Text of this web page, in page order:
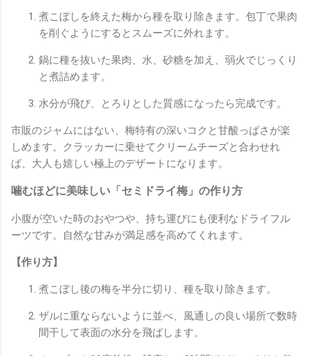
煮こぼしを終えた梅から種を取り除きます。包丁で果肉
を削ぐようにするとスムーズに外れます。
鍋に種を抜いた果肉、水、砂糖を加え、弱火でじっくり
と煮詰めます。
水分が飛び、とろりとした質感になったら完成です。
市販のジャムにはない、梅特有の深いコクと甘酸っぱさが楽
しめます。クラッカーに乗せてクリームチーズと合わせれ
ば、大人も嬉しい極上のデザートになります。
噛むほどに美味しい「セミドライ梅」の作り方
小腹が空いた時のおやつや、持ち運びにも便利なドライフル
ーツです。自然な甘みが満足感を高めてくれます。
【作り方】
煮こぼし後の梅を半分に切り、種を取り除きます。
ザルに重ならないように並べ、風通しの良い場所で数時
間干して表面の水分を飛ばします。